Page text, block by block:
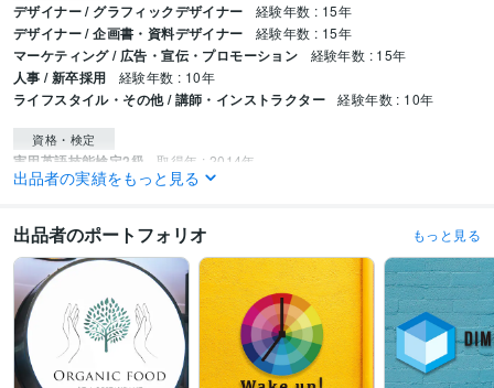
デザイナー / グラフィックデザイナー 経験年数 : 15年
デザイナー / 企画書・資料デザイナー 経験年数 : 15年
マーケティング / 広告・宣伝・プロモーション 経験年数 : 15年
人事 / 新卒採用 経験年数 : 10年
ライフスタイル・その他 / 講師・インストラクター 経験年数 : 10年
資格・検定
実用英語技能検定2級 取得年 : 2014年
Adobe認定エキスパート（ACE）
Illustratorクリエイター能力認定試験スタンダード 取得年 : 2013年
グラフィックデザイン検定3級
普通自動車第一種運転免許 取得年 : 1999年
普通自動二輪免許 取得年 : 2001年
色彩検定3級 取得年 : 2003年
ビジネス・クリエイティブツール
Excel:20年Google サイト:15年
Google スプレッドシート:7年
出品者の実績をもっと見る
出品者のポートフォリオ もっと見る